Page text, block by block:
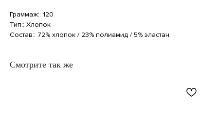
Граммаж:: 120
Тип:: Хлопок
Состав:: 72% хлопок / 23% полиамид / 5% эластан
Смотрите так же